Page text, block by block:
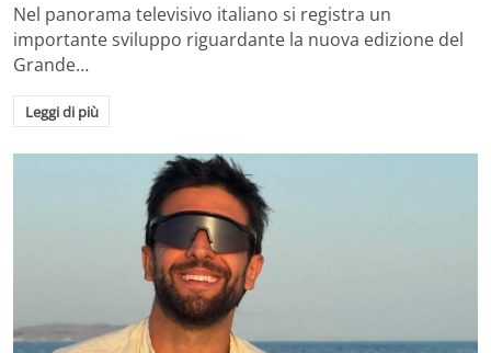
Nel panorama televisivo italiano si registra un
importante sviluppo riguardante la nuova edizione del
Grande…
Leggi di più